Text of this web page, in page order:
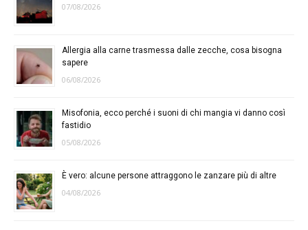
07/08/2026
Allergia alla carne trasmessa dalle zecche, cosa bisogna
sapere
06/08/2026
Misofonia, ecco perché i suoni di chi mangia vi danno così
fastidio
05/08/2026
È vero: alcune persone attraggono le zanzare più di altre
04/08/2026